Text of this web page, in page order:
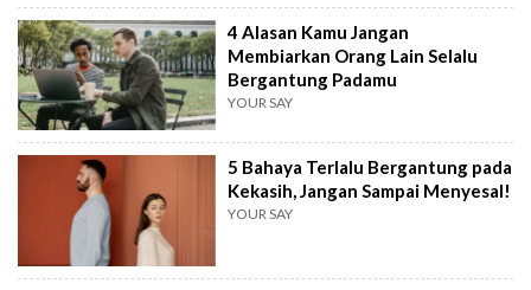
4 Alasan Kamu Jangan
Membiarkan Orang Lain Selalu
Bergantung Padamu
YOUR SAY
5 Bahaya Terlalu Bergantung pada
Kekasih, Jangan Sampai Menyesal!
YOUR SAY